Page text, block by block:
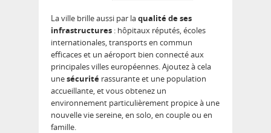
La ville brille aussi par laqualité de ses
infrastructures : hôpitaux réputés, écoles
internationales, transports en commun
efficaces et un aéroport bien connecté aux
principales villes européennes. Ajoutez à cela
unesécurité rassurante et une population
accueillante, et vous obtenez un
environnement particulièrement propice à une
nouvelle vie sereine, en solo, en couple ou en
famille.